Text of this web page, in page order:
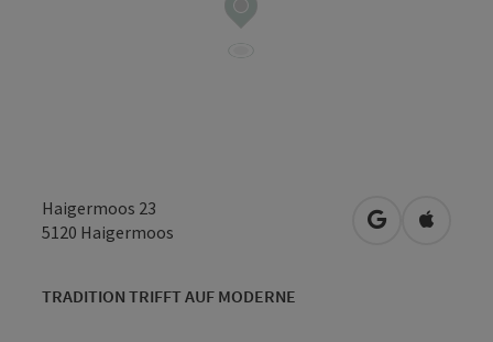
Haigermoos 23
5120 Haigermoos in Google
in
TRADITION TRIFFT AUF MODERNE